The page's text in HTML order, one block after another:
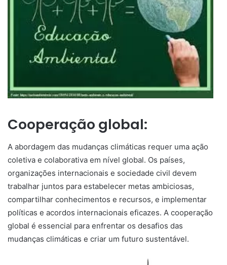
Cooperação global:
A abordagem das mudanças climáticas requer uma ação
coletiva e colaborativa em nível global. Os países,
organizações internacionais e sociedade civil devem
trabalhar juntos para estabelecer metas ambiciosas,
compartilhar conhecimentos e recursos, e implementar
políticas e acordos internacionais eficazes. A cooperação
global é essencial para enfrentar os desafios das
mudanças climáticas e criar um futuro sustentável.